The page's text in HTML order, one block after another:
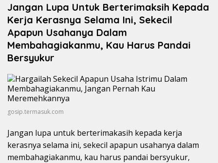
Jangan Lupa Untuk Berterimaksih Kepada
Kerja Kerasnya Selama Ini, Sekecil
Apapun Usahanya Dalam
Membahagiakanmu, Kau Harus Pandai
Bersyukur
gosip.termasuk.com
Jangan lupa untuk berterimakasih kepada kerja
kerasnya selama ini, sekecil apapun usahanya dalam
membahagiakanmu, kau harus pandai bersyukur,